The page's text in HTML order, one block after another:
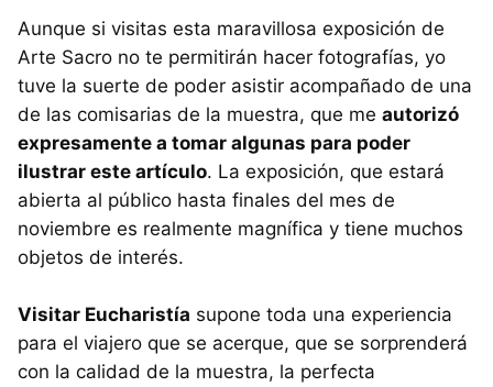
Aunque si visitas esta maravillosa exposición de
Arte Sacro no te permitirán hacer fotografías, yo
tuve la suerte de poder asistir acompañado de una
de las comisarias de la muestra, que me autorizó
expresamente a tomar algunas para poder
ilustrar este artículo. La exposición, que estará
abierta al público hasta finales del mes de
noviembre es realmente magnífica y tiene muchos
objetos de interés.
Visitar Eucharistía supone toda una experiencia
para el viajero que se acerque, que se sorprenderá
con la calidad de la muestra, la perfecta